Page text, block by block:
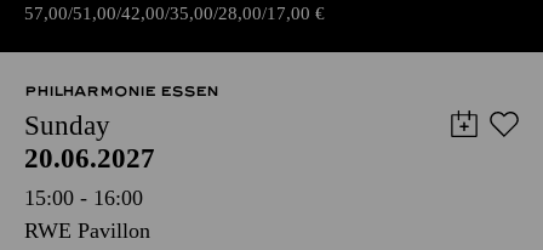
57,00 51,00 42,00 35,00 28,00 17,00 €
PHILHARMONIE ESSEN
Sunday
20.06.2027
15:00 - 16:00
RWE Pavillon